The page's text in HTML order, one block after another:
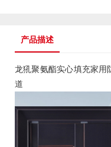
产品描述
龙犼聚氨酯实心填充家用